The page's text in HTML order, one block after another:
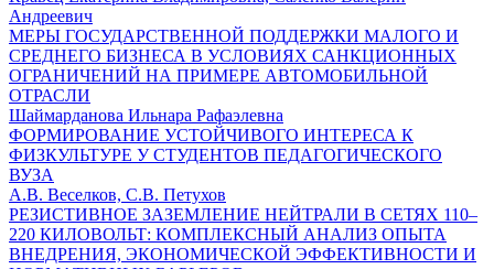
Андреевич
МЕРЫ ГОСУДАРСТВЕННОЙ ПОДДЕРЖКИ МАЛОГО И
СРЕДНЕГО БИЗНЕСА В УСЛОВИЯХ САНКЦИОННЫХ
ОГРАНИЧЕНИЙ НА ПРИМЕРЕ АВТОМОБИЛЬНОЙ
ОТРАСЛИ
Шаймарданова Ильнара Рафаэлевна
ФОРМИРОВАНИЕ УСТОЙЧИВОГО ИНТЕРЕСА К
ФИЗКУЛЬТУРЕ У СТУДЕНТОВ ПЕДАГОГИЧЕСКОГО
ВУЗА
А.В. Веселков, С.В. Петухов
РЕЗИСТИВНОЕ ЗАЗЕМЛЕНИЕ НЕЙТРАЛИ В СЕТЯХ 110–
220 КИЛОВОЛЬТ: КОМПЛЕКСНЫЙ АНАЛИЗ ОПЫТА
ВНЕДРЕНИЯ, ЭКОНОМИЧЕСКОЙ ЭФФЕКТИВНОСТИ И